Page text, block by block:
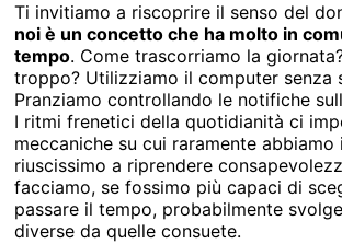
Ti invitiamo a riscoprire il senso del
noi è un concetto che ha molto in
tempo. Come trascorriamo la
troppo? Utilizziamo il computer senza
Pranziamo controllando le notifiche
I ritmi frenetici della quotidianità ci
meccaniche su cui raramente
riuscissimo a riprendere
facciamo, se fossimo più capaci di
passare il tempo, probabilmente
diverse da quelle consuete.